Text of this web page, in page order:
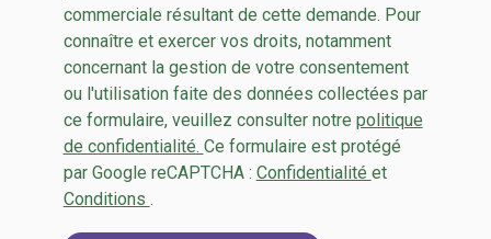
commerciale résultant de cette demande. Pour
connaître et exercer vos droits, notamment
concernant la gestion de votre consentement
ou l'utilisation faite des données collectées par
ce formulaire, veuillez consulter notre politique
de confidentialité. Ce formulaire est protégé
par Google reCAPTCHA : Confidentialité et
Conditions .